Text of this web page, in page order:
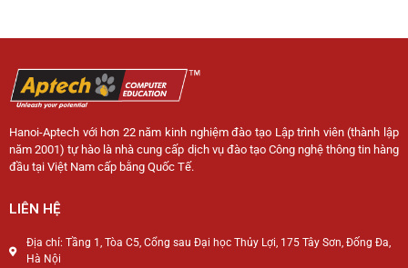
Hanoi-Aptech với hơn 22 năm kinh nghiệm đào tạo Lập trình viên (thành lập
năm 2001) tự hào là nhà cung cấp dịch vụ đào tạo Công nghệ thông tin hàng
đầu tại Việt Nam cấp bằng Quốc Tế.
LIÊN HỆ
Địa chỉ: Tầng 1, Tòa C5, Cổng sau Đại học Thủy Lợi, 175 Tây Sơn, Đống Đa,
Hà Nội